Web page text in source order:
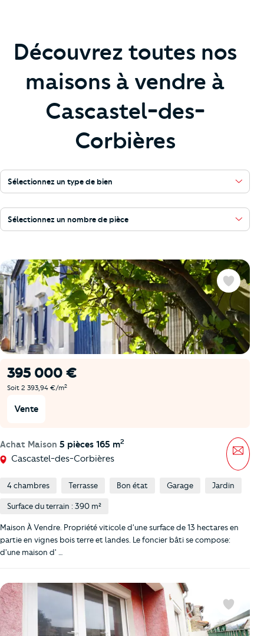
Découvrez toutes nos
maisons à vendre à
Cascastel-des-
Corbières
Sélectionnez un type de bien
Sélectionnez un nombre de pièce
395 000 €
Soit 2 393,94 €/m2
Vente
Achat Maison 5 pièces 165 m2
Cascastel-des-Corbières
Favoris
4 chambres Terrasse Bon état Garage Jardin
Surface du terrain : 390 m²
Maison À Vendre. Propriété viticole d'une surface de 13 hectares en
partie en vignes bois terre et landes. Le foncier bâti se compose:
d'une maison d' …
Favoris